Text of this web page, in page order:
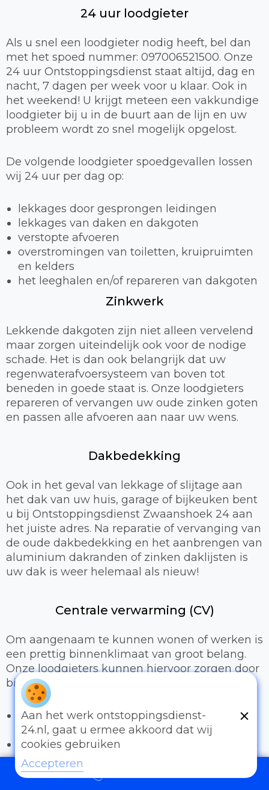
24 uur loodgieter
Als u snel een loodgieter nodig heeft, bel dan
met het spoed nummer: 097006521500. Onze
24 uur Ontstoppingsdienst staat altijd, dag en
nacht, 7 dagen per week voor u klaar. Ook in
het weekend! U krijgt meteen een vakkundige
loodgieter bij u in de buurt aan de lijn en uw
probleem wordt zo snel mogelijk opgelost.
De volgende loodgieter spoedgevallen lossen
wij 24 uur per dag op:
lekkages door gesprongen leidingen
lekkages van daken en dakgoten
verstopte afvoeren
overstromingen van toiletten, kruipruimten
en kelders
het leeghalen en/of repareren van dakgoten
Zinkwerk
Lekkende dakgoten zijn niet alleen vervelend
maar zorgen uiteindelijk ook voor de nodige
schade. Het is dan ook belangrijk dat uw
regenwaterafvoersysteem van boven tot
beneden in goede staat is. Onze loodgieters
repareren of vervangen uw oude zinken goten
en passen alle afvoeren aan naar uw wens.
Dakbedekking
Ook in het geval van lekkage of slijtage aan
het dak van uw huis, garage of bijkeuken bent
u bij Ontstoppingsdienst Zwaanshoek 24 aan
het juiste adres. Na reparatie of vervanging van
de oude dakbedekking en het aanbrengen van
aluminium dakranden of zinken daklijsten is
uw dak is weer helemaal als nieuw!
Centrale verwarming (CV)
Om aangenaam te kunnen wonen of werken is
een prettig binnenklimaat van groot belang.
Onze loodgieters kunnen hiervoor zorgen door
bijvoorbeeld:
Het uitbreiden of compleet installeren van
een cv-installatie
Vervangen van radiatoren/radiatorkranen
Vloerverwarming
Sanitair
Aan het werk ontstoppingsdienst-
24.nl, gaat u ermee akkoord dat wij
cookies gebruiken
Accepteren